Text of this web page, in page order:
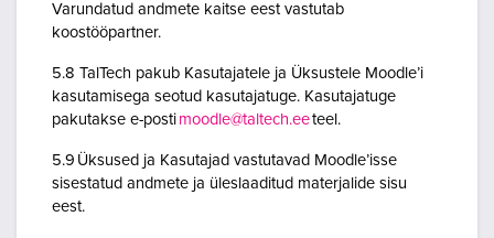
Varundatud andmete kaitse eest vastutab
koostööpartner.
5.8 TalTech pakub Kasutajatele ja Üksustele Moodle’i
kasutamisega seotud kasutajatuge. Kasutajatuge
pakutakse e-posti moodle@taltech.eeteel.
5.9 Üksused ja Kasutajad vastutavad Moodle’isse
sisestatud andmete ja üleslaaditud materjalide sisu
eest.